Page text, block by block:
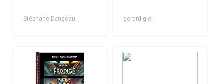
Stéphane Dangeau gerard giel